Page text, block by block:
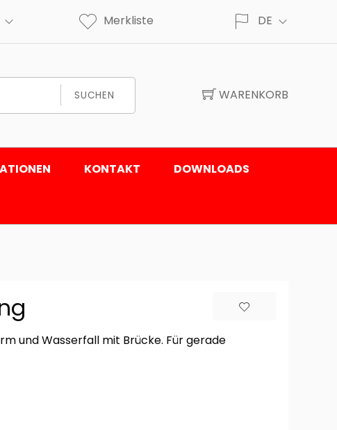
Merkliste DE
SUCHEN WARENKORB
KONTAKT DOWNLOADS
und Wasserfall mit Brücke. Für gerade